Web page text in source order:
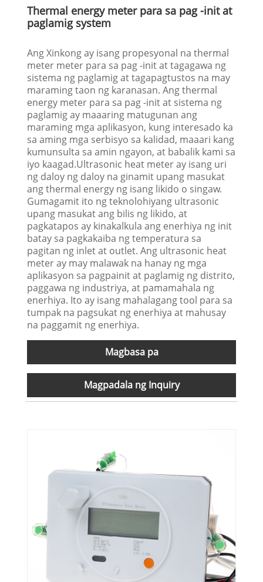
Thermal energy meter para sa pag -init at
paglamig system
Ang Xinkong ay isang propesyonal na thermal
meter meter para sa pag -init at tagagawa ng
sistema ng paglamig at tagapagtustos na may
maraming taon ng karanasan. Ang thermal
energy meter para sa pag -init at sistema ng
paglamig ay maaaring matugunan ang
maraming mga aplikasyon, kung interesado ka
sa aming mga serbisyo sa kalidad, maaari kang
kumunsulta sa amin ngayon, at babalik kami sa
iyo kaagad.Ultrasonic heat meter ay isang uri
ng daloy ng daloy na ginamit upang masukat
ang thermal energy ng isang likido o singaw.
Gumagamit ito ng teknolohiyang ultrasonic
upang masukat ang bilis ng likido, at
pagkatapos ay kinakalkula ang enerhiya ng init
batay sa pagkakaiba ng temperatura sa
pagitan ng inlet at outlet. Ang ultrasonic heat
meter ay may malawak na hanay ng mga
aplikasyon sa pagpainit at paglamig ng distrito,
paggawa ng industriya, at pamamahala ng
enerhiya. Ito ay isang mahalagang tool para sa
tumpak na pagsukat ng enerhiya at mahusay
na paggamit ng enerhiya.
Magbasa pa
Magpadala ng Inquiry